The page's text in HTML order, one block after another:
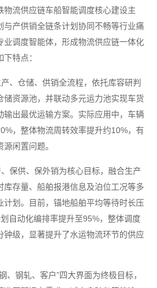
物流供应链车船智能调度核心建设主
与产供销全链条计划协同不畅等行业痛
业调度智能体，形成物流供应链一体化
特点：
、仓储、供销全流程，依托库容研判
储资源池，并联动多元运力池实现车货
输出最优运输方案。实际应用中，车辆
，整体物流周转效率提升约10%，有
闲置问题。
、保供、保外销为核心目标，融合生产
库存量、船舶报港信息及泊位工况等多
计划。目前，锚地船舶平均等待时长压
自动化编排率提升至95%，整体调度
钟级，显著提升了水运物流环节的供应
、钢轧、客户”四大界面为终极目标，